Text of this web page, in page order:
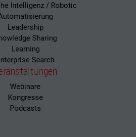
Intelligenz / Robotic
Leadership
Sharing
Learning
Search
Webinare
Kongresse
Podcasts